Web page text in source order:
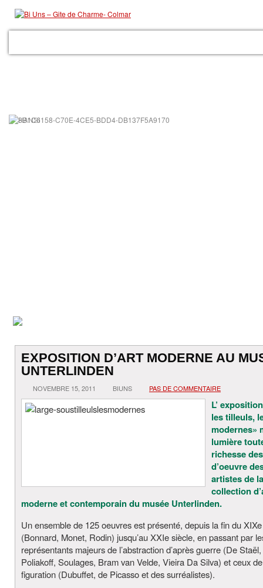
EXPOSITION D’ART MODERNE AU
UNTERLINDEN
NOVEMBRE 15, 2011 BIUNS PAS DE COMMENTAIRE
L’
les tilleuls,
modernes»
lumière
richesse
d’oeuvre
artistes de la
collection
moderne et contemporain du musée Unterlinden.
Un ensemble de 125 oeuvres est présenté, depuis la fin du
(Bonnard, Monet, Rodin) jusqu’au XXIe siècle, en passant par
représentants majeurs de l’abstraction d’après guerre (De
Poliakoff, Soulages, Bram van Velde, Vieira Da Silva) et ceux
figuration (Dubuffet, de Picasso et des surréalistes).